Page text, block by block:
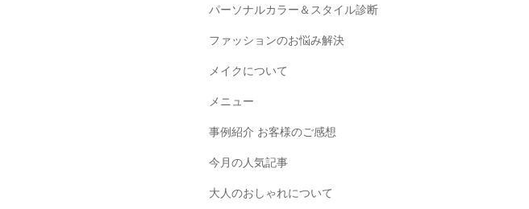
パーソナルカラー＆スタイル診断
ファッションのお悩み解決
メイクについて
メニュー
事例紹介 お客様のご感想
今月の人気記事
大人のおしゃれについて